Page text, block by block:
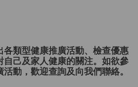
各類型健康推廣活動、檢查優惠
自己及家人健康的關注。如欲參
動，歡迎查詢及向我們聯絡。